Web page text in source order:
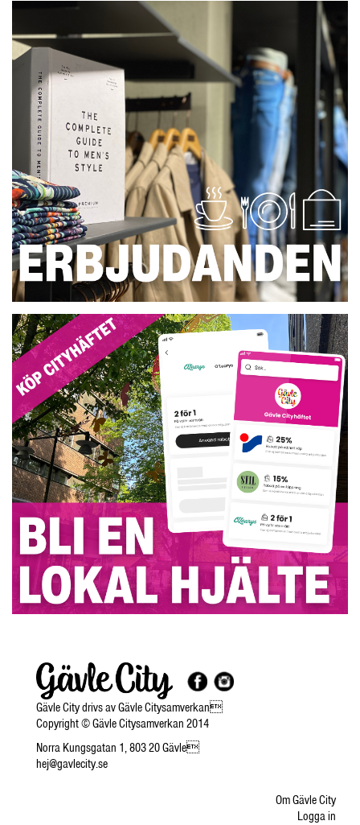
Gävle City drivs av Gävle Citysamverkan
Copyright © Gävle Citysamverkan 2014
Norra Kungsgatan 1, 803 20 Gävle
hej@gavlecity.se
Om Gävle City
Logga in